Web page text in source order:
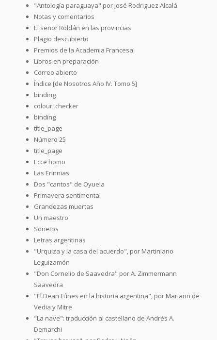
"Antología paraguaya" por José Rodriguez Alcalá
Notas y comentarios
El señor Roldán en las provincias
Plagio descubierto
Premios de la Academia Francesa
Libros en preparación
Correo abierto
Índice [de Nosotros Año IV. Tomo 5]
binding
colour_checker
binding
title_page
Número 25
title_page
Ecce homo
Las Erinnias
Dos "cantos" de Oyuela
Primavera sentimental
Grandezas muertas
Un maestro
Sonetos
Letras argentinas
"Urquiza y la casa del acuerdo", por Martiniano
Leguizamón
"Don Cornelio de Saavedra" por A. Zimmermann
Saavedra
"El Dean Fúnes en la historia argentina", por Mariano de
Vedia y Mitre
"La nave": traducción al castellano de Andrés A.
Demarchi